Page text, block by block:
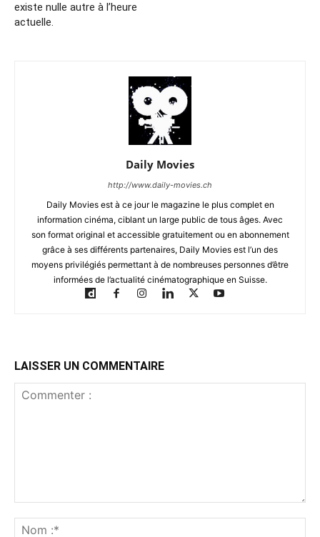
existe nulle autre à l’heure
actuelle.
Daily Movies
http://www.daily-movies.ch
Daily Movies est à ce jour le magazine le plus complet en
information cinéma, ciblant un large public de tous âges. Avec
son format original et accessible gratuitement ou en abonnement
grâce à ses différents partenaires, Daily Movies est l’un des
moyens privilégiés permettant à de nombreuses personnes d’être
informées de l’actualité cinématographique en Suisse.
LAISSER UN COMMENTAIRE